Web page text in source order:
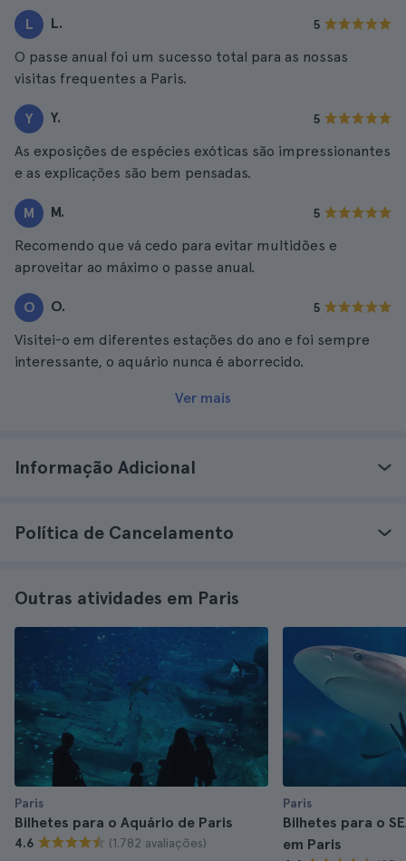
L L. 5
O passe anual foi um sucesso total para as nossas
visitas frequentes a Paris.
Y Y. 5
As exposições de espécies exóticas são impressionantes
e as explicações são bem pensadas.
M M. 5
Recomendo que vá cedo para evitar multidões e
aproveitar ao máximo o passe anual.
O O. 5
Visitei-o em diferentes estações do ano e foi sempre
interessante, o aquário nunca é aborrecido.
Ver mais
Informação Adicional
Política de Cancelamento
Outras atividades em Paris
Paris
Bilhetes para o Aquário de Paris
4.6 (1.782 avaliações)
Paris
Bilhetes para o
em Paris